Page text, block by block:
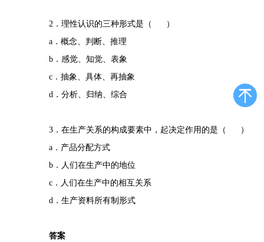
2．理性认识的三种形式是（ ）
a．概念、判断、推理
b．感觉、知觉、表象
c．抽象、具体、再抽象
d．分析、归纳、综合
3．在生产关系的构成要素中，起决定作用的是（ ）
a．产品分配方式
b．人们在生产中的地位
c．人们在生产中的相互关系
d．生产资料所有制形式
答案